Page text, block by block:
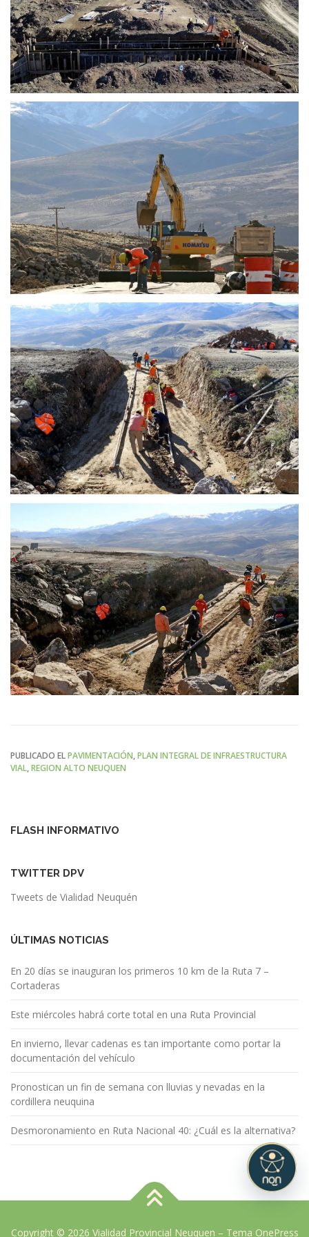
PUBLICADO ELPAVIMENTACIÓN,PLAN INTEGRAL DE INFRAESTRUCTURA
VIAL,REGION ALTO NEUQUEN
FLASH INFORMATIVO
TWITTER DPV
Tweets de Vialidad Neuquén
ÚLTIMAS NOTICIAS
En 20 días se inauguran los primeros 10 km de la Ruta 7 –
Cortaderas
Este miércoles habrá corte total en una Ruta Provincial
En invierno, llevar cadenas es tan importante como portar la
documentación del vehículo
Pronostican un fin de semana con lluvias y nevadas en la
cordillera neuquina
Desmoronamiento en Ruta Nacional 40: ¿Cuál es la alternativa?
Copyright © 2026 Vialidad Provincial Neuquen – Tema OnePress